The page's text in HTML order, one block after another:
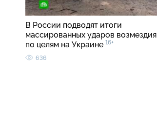
В России подводят итоги
массированных ударов возмездия
по целям на Украине 16+
636